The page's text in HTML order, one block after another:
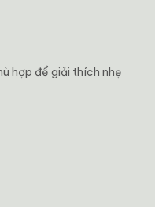
hợp để giải thích nhẹ